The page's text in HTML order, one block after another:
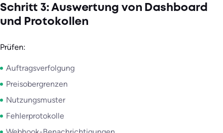
Schritt 3: Auswertung von Dashboard
und Protokollen
Prüfen:
Auftragsverfolgung
Preisobergrenzen
Nutzungsmuster
Fehlerprotokolle